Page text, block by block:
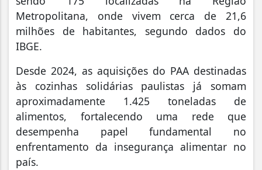
Metropolitana, onde vivem cerca de 21,6
milhões de habitantes, segundo dados do
IBGE.
Desde 2024, as aquisições do PAA destinadas
às cozinhas solidárias paulistas já somam
aproximadamente 1.425 toneladas de
alimentos, fortalecendo uma rede que
desempenha papel fundamental no
enfrentamento da insegurança alimentar no
país.